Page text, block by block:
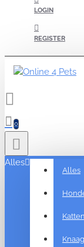
LOGIN
REGISTER
0
Alles
Alles